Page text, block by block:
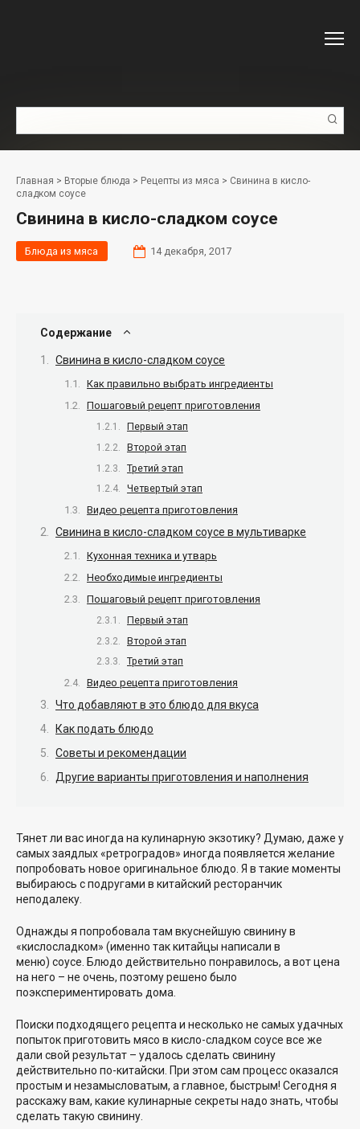
Главная > Вторые блюда > Рецепты из мяса > Свинина в кисло-
сладком соусе
Свинина в кисло-сладком соусе
Блюда из мяса 14 декабря, 2017
Содержание
Свинина в кисло-сладком соусе
Как правильно выбрать ингредиенты
Пошаговый рецепт приготовления
Первый этап
Второй этап
Третий этап
Четвертый этап
Видео рецепта приготовления
Свинина в кисло-сладком соусе в мультиварке
Кухонная техника и утварь
Необходимые ингредиенты
Пошаговый рецепт приготовления
Первый этап
Второй этап
Третий этап
Видео рецепта приготовления
Что добавляют в это блюдо для вкуса
Как подать блюдо
Советы и рекомендации
Другие варианты приготовления и наполнения
Тянет ли вас иногда на кулинарную экзотику? Думаю, даже у
самых заядлых «ретроградов» иногда появляется желание
попробовать новое оригинальное блюдо. Я в такие моменты
выбираюсь с подругами в китайский ресторанчик
неподалеку.
Однажды я попробовала там вкуснейшую свинину в
«кислосладком» (именно так китайцы написали в
меню) соусе. Блюдо действительно понравилось, а вот цена
на него – не очень, поэтому решено было
поэкспериментировать дома.
Поиски подходящего рецепта и несколько не самых удачных
попыток приготовить мясо в кисло-сладком соусе все же
дали свой результат – удалось сделать свинину
действительно по-китайски. При этом сам процесс оказался
простым и незамысловатым, а главное, быстрым! Сегодня я
расскажу вам, какие кулинарные секреты надо знать, чтобы
сделать такую свинину.